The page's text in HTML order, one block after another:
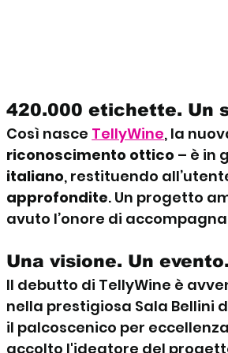
420.000 etichette. Un
Così nasce TellyWine, la
riconoscimento ottico – è in
italiano, restituendo
approfondite. Un progetto
avuto l’onore di
Una visione. Un
Il debutto di TellyWine è
nella prestigiosa Sala Bellini
il palcoscenico per
accolto l'ideatore del